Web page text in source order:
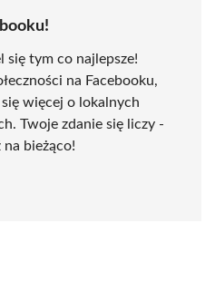
tym co najlepsze!
na Facebooku,
więcej o lokalnych
Twoje zdanie się liczy -
bieżąco!